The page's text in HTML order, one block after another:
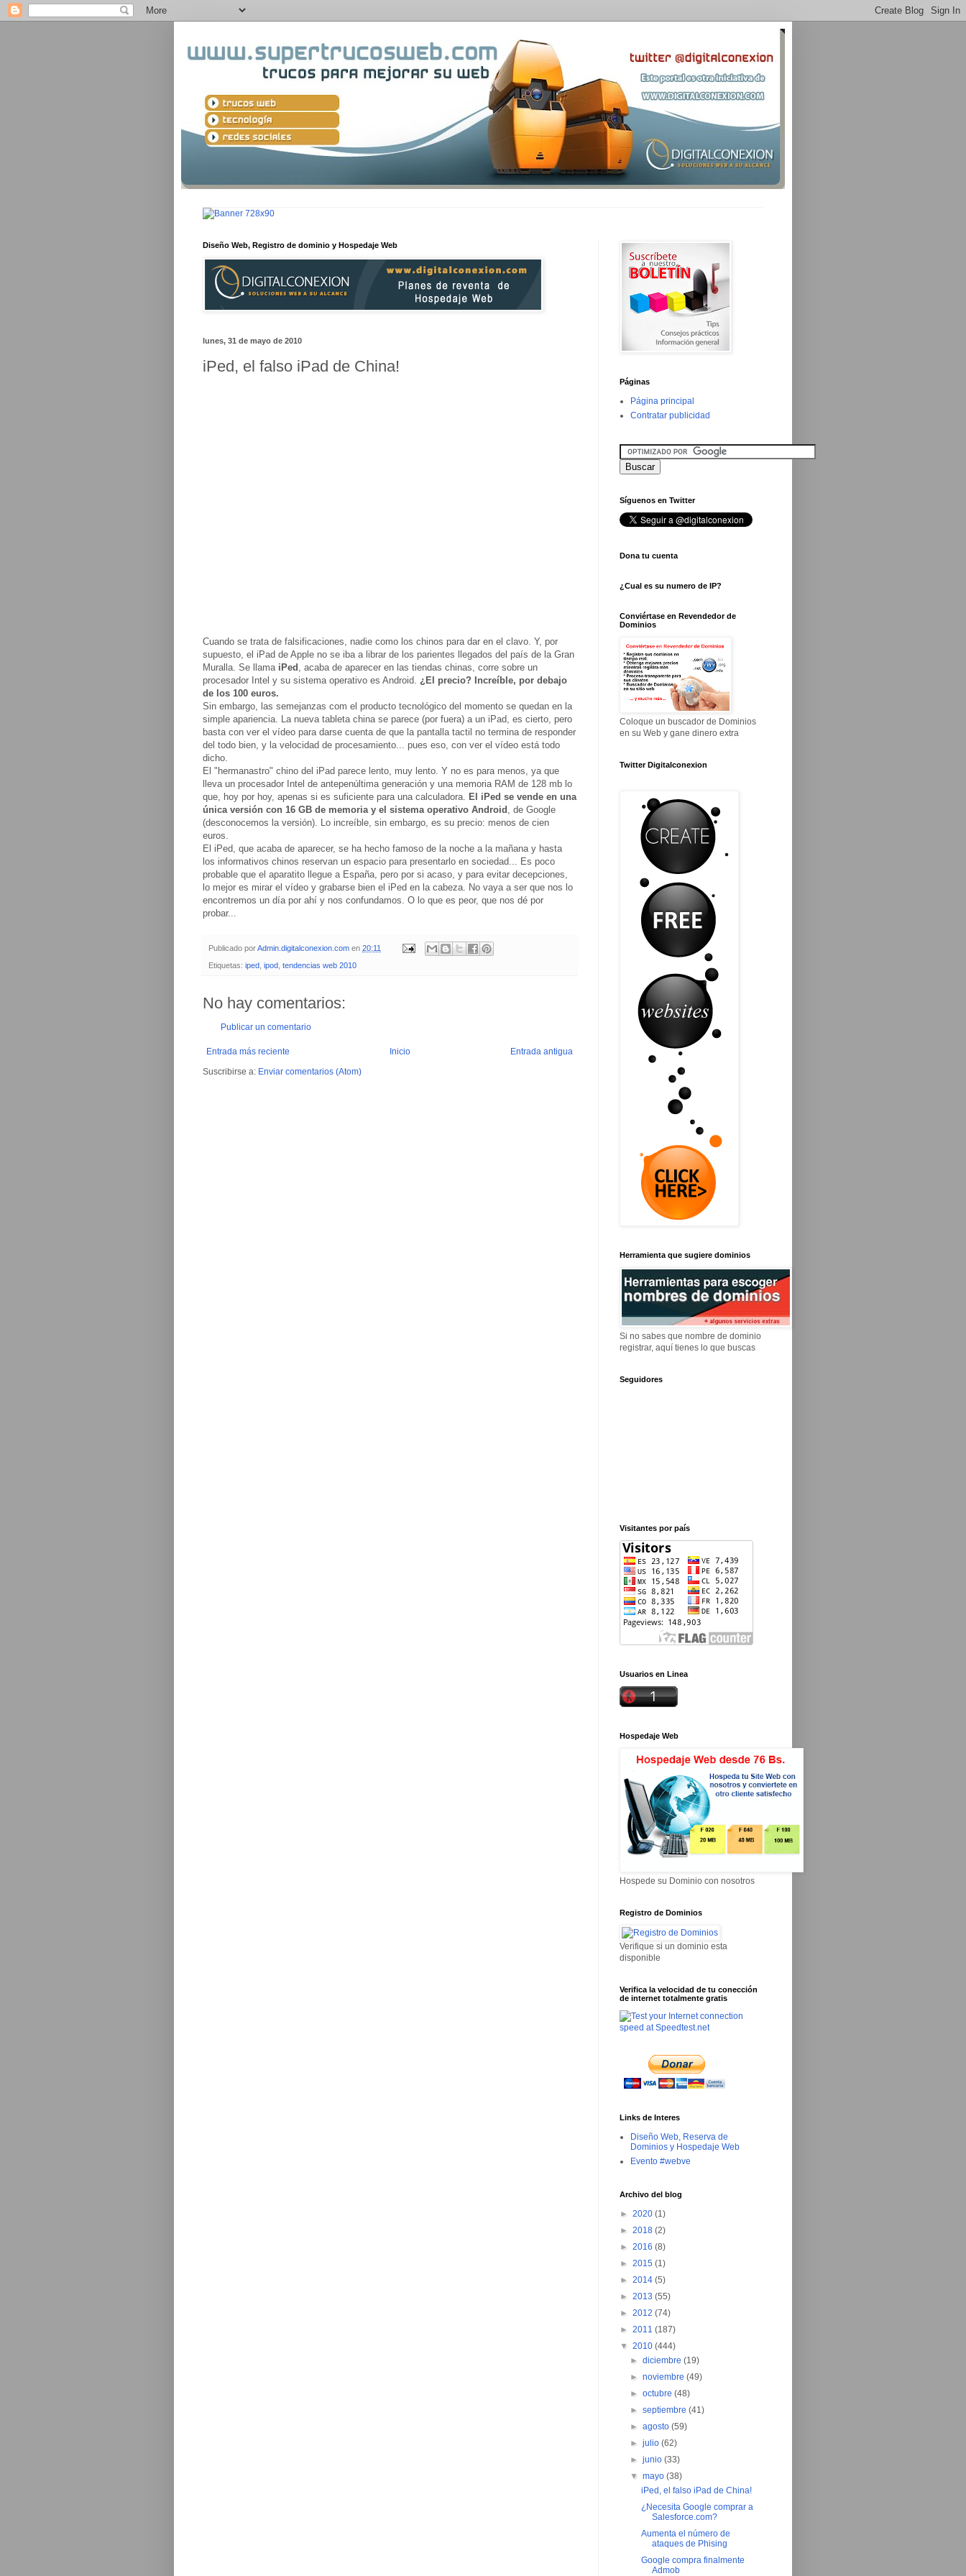
Diseño Web, Registro de dominio y Hospedaje Web
lunes, 31 de mayo de 2010
iPed, el falso iPad de China!
Cuando se trata de falsificaciones, nadie como los chinos para dar en el clavo. Y, por
supuesto, el iPad de Apple no se iba a librar de los parientes llegados del país de la Gran
Muralla. Se llama iPed , acaba de aparecer en las tiendas chinas, corre sobre un
procesador Intel y su sistema operativo es Android. ¿El precio? Increíble, por debajo
de los 100 euros.
Sin embargo, las semejanzas com el producto tecnológico del momento se quedan en la
simple apariencia. La nueva tableta china se parece (por fuera) a un iPad, es cierto, pero
basta con ver el vídeo para darse cuenta de que la pantalla tactil no termina de responder
del todo bien, y la velocidad de procesamiento... pues eso, con ver el vídeo está todo
dicho.
El "hermanastro" chino del iPad parece lento, muy lento. Y no es para menos, ya que
lleva un procesador Intel de antepenúltima generación y una memoria RAM de 128 mb lo
que, hoy por hoy, apenas si es suficiente para una calculadora. El iPed se vende en una
única versión con 16 GB de memoria y el sistema operativo Android , de Google
(desconocemos la versión). Lo increíble, sin embargo, es su precio: menos de cien
euros.
El iPed, que acaba de aparecer, se ha hecho famoso de la noche a la mañana y hasta
los informativos chinos reservan un espacio para presentarlo en sociedad... Es poco
probable que el aparatito llegue a España, pero por si acaso, y para evitar decepciones,
lo mejor es mirar el vídeo y grabarse bien el iPed en la cabeza. No vaya a ser que nos lo
encontremos un día por ahí y nos confundamos. O lo que es peor, que nos dé por
probar...
Publicado porAdmin.digitalconexion.com en 20:11
Etiquetas: iped ipod tendencias web 2010
No hay comentarios:
Publicar un comentario
Entrada más reciente Entrada antigua
Inicio
Suscribirse a: Enviar comentarios (Atom)
Páginas
Página principal
Contratar publicidad
Síguenos en Twitter
Dona tu cuenta
¿Cual es su numero de IP?
Conviértase en Revendedor de
Dominios
Coloque un buscador de Dominios
en su Web y gane dinero extra
Twitter Digitalconexion
Herramienta que sugiere dominios
Si no sabes que nombre de dominio
registrar, aquí tienes lo que buscas
Seguidores
Visitantes por país
Usuarios en Linea
Hospedaje Web
Hospede su Dominio con nosotros
Registro de Dominios
Verifique si un dominio esta
disponible
Verifica la velocidad de tu conección
de internet totalmente gratis
Links de Interes
Diseño Web, Reserva de
Dominios y Hospedaje Web
Evento #webve
Archivo del blog
► 2020 (1)
► 2018 (2)
► 2016 (8)
► 2015 (1)
► 2014 (5)
► 2013 (55)
► 2012 (74)
► 2011 (187)
▼ 2010 (444)
►diciembre(19)
►noviembre(49)
►octubre(48)
►septiembre(41)
►agosto(59)
►julio(62)
►junio(33)
▼mayo(38)
iPed, el falso iPad de China!
¿Necesita Google comprar a
Salesforce.com?
Aumenta el número de
ataques de Phising
Google compra finalmente
Admob